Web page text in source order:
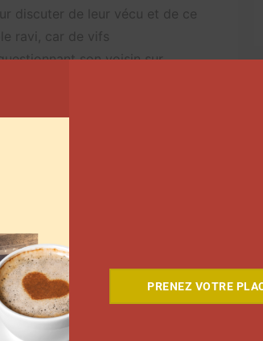
discuter de leur vécu et de ce
ravi, car de vifs
son voisin sur
par l’arrivée de Stéphane Brizé
le déplacement pour échanger
« Il y a une chose qui me
discussions l’acteur principal
regard vrai sur une réalité que
et dire « moi je vis ça en ce
parole lui est accordé. Une
du film. « On souhaite
On joue tous un rôle, pourvu que
PRENEZ VOTRE